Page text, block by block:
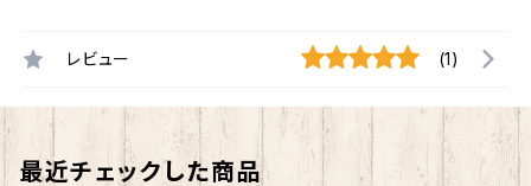
レビュー (1)
最近チェックした商品